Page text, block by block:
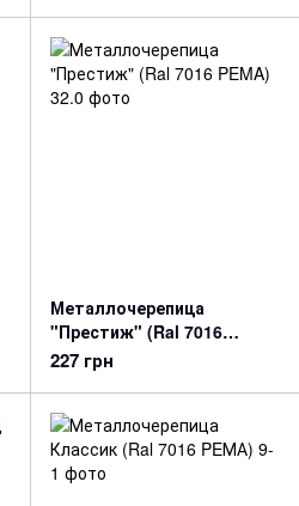
Металлочерепица
"Престиж" (Ral 7016
PEMA)
227 грн